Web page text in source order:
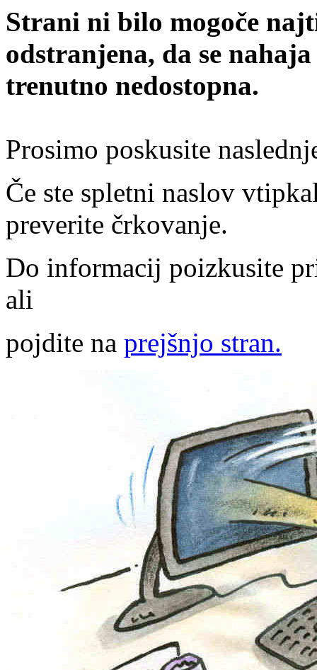
Strani ni bilo mogoče
odstranjena, da se
trenutno nedostopna.
Prosimo poskusite
Če ste spletni naslov
preverite črkovanje.
Do informacij poizkusite
ali
pojdite na prejšnjo stran.